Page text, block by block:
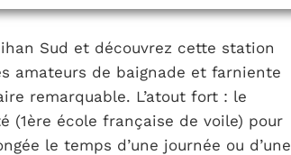
Sud et découvrez cette station
amateurs de baignade et farniente
remarquable. L’atout fort : le
(1ère école française de voile) pour
le temps d’une journée ou d’une